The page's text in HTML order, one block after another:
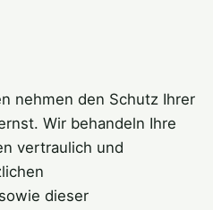
nehmen den Schutz Ihrer
Wir behandeln Ihre
vertraulich und
dieser